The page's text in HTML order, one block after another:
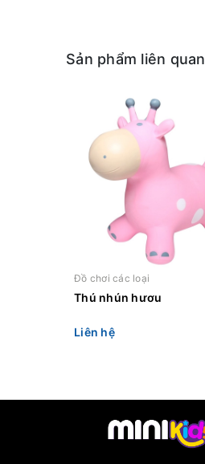
Sản phẩm liên quan
Đồ chơi các loại
Thú nhún hươu
Liên hệ